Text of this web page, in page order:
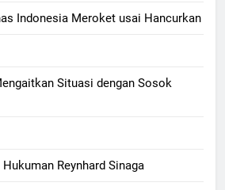
Indonesia Meroket usai Hancurkan
Situasi dengan Sosok
Reynhard Sinaga